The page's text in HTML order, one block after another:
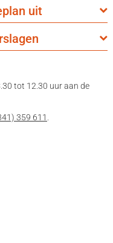
uit
tot 12.30 uur aan de
359 611